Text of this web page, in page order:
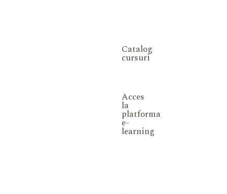
Catalog
cursuri
Acces
la
platforma
e-
learning